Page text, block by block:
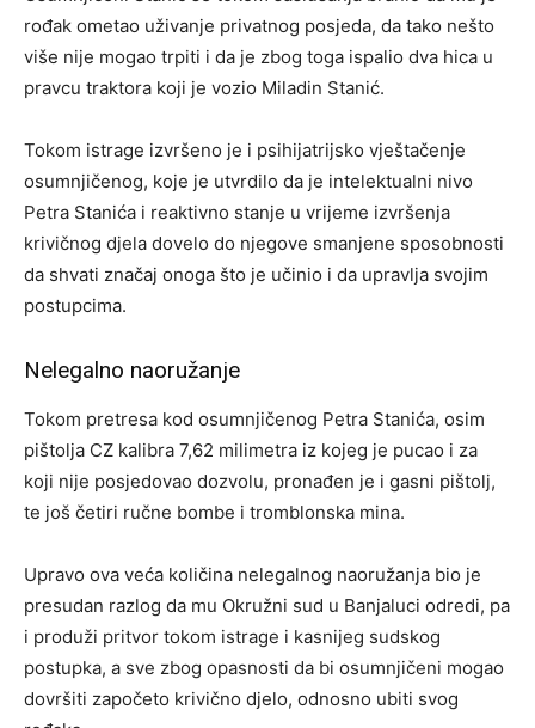
rođak ometao uživanje privatnog posjeda, da tako nešto
više nije mogao trpiti i da je zbog toga ispalio dva hica u
pravcu traktora koji je vozio Miladin Stanić.
Tokom istrage izvršeno je i psihijatrijsko vještačenje
osumnjičenog, koje je utvrdilo da je intelektualni nivo
Petra Stanića i reaktivno stanje u vrijeme izvršenja
krivičnog djela dovelo do njegove smanjene sposobnosti
da shvati značaj onoga što je učinio i da upravlja svojim
postupcima.
Nelegalno naoružanje
Tokom pretresa kod osumnjičenog Petra Stanića, osim
pištolja CZ kalibra 7,62 milimetra iz kojeg je pucao i za
koji nije posjedovao dozvolu, pronađen je i gasni pištolj,
te još četiri ručne bombe i tromblonska mina.
Upravo ova veća količina nelegalnog naoružanja bio je
presudan razlog da mu Okružni sud u Banjaluci odredi, pa
i produži pritvor tokom istrage i kasnijeg sudskog
postupka, a sve zbog opasnosti da bi osumnjičeni mogao
dovršiti započeto krivično djelo, odnosno ubiti svog